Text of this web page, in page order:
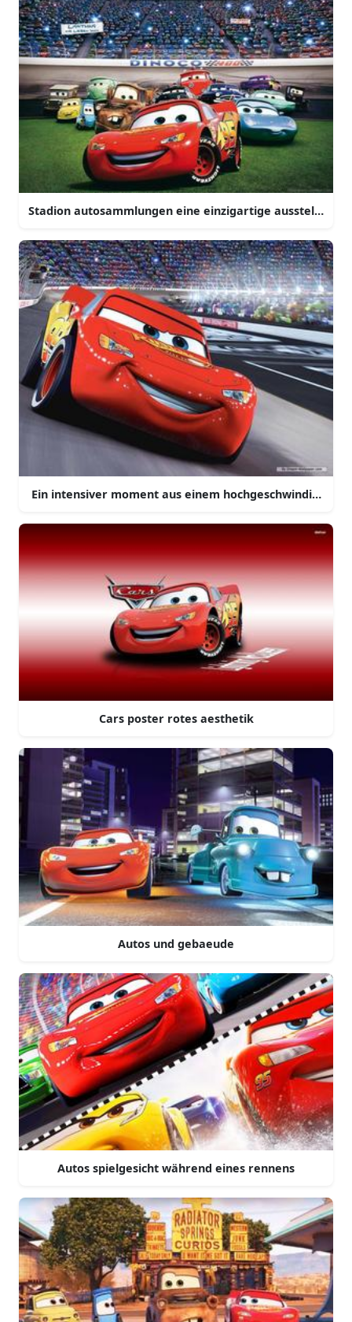
Stadion autosammlungen eine einzigartige ausstellung
Ein intensiver moment aus einem hochgeschwindigkeits
Cars poster rotes aesthetik
Autos und gebaeude
Autos spielgesicht während eines rennens